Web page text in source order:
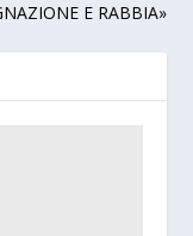
E RABBIA»